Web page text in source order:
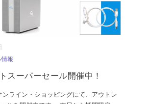
情報
スーパーセール開催中！
ンライン・ショッピングにて、アウトレ